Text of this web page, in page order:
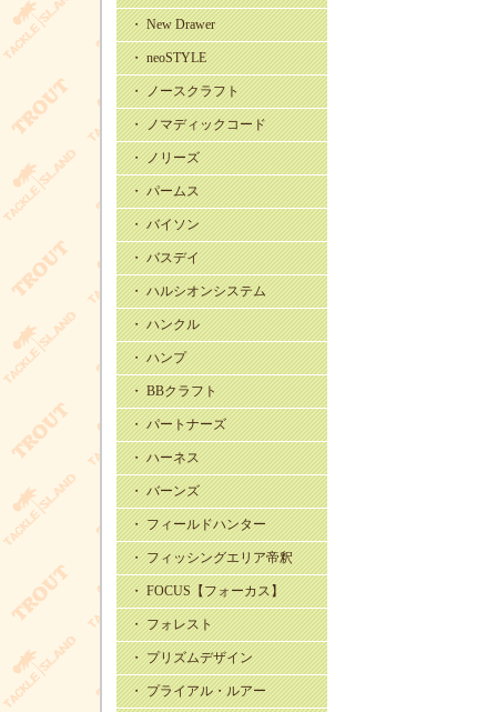
・ New Drawer
・ neoSTYLE
・ ノースクラフト
・ ノマディックコード
・ ノリーズ
・ パームス
・ バイソン
・ バスデイ
・ ハルシオンシステム
・ ハンクル
・ ハンプ
・ BBクラフト
・ パートナーズ
・ ハーネス
・ バーンズ
・ フィールドハンター
・ フィッシングエリア帝釈
・ FOCUS【フォーカス】
・ フォレスト
・ プリズムデザイン
・ プライアル・ルアー